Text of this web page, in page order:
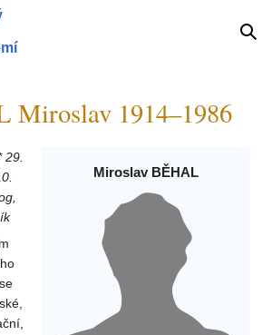
Miroslav 1914–1986
Miroslav BĚHAL
29.